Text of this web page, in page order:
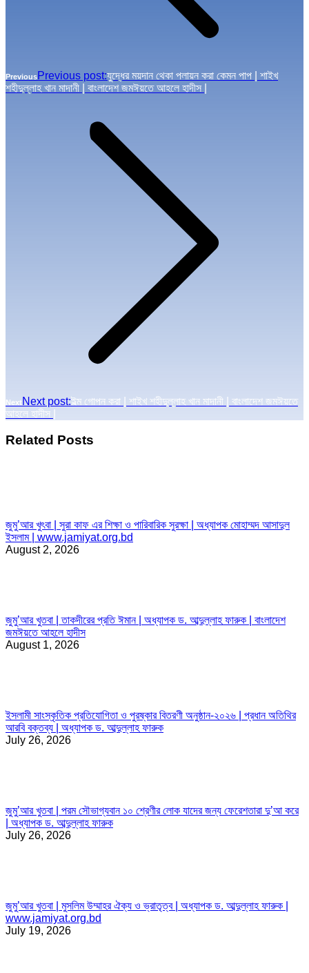
PreviousPrevious post:যুদ্ধের ময়দান থেকা পলায়ন করা কেমন পাপ | শাইখ
শহীদুল্লাহ খান মাদানী | বাংলাদেশ জমঈয়তে আহলে হাদীস |
Next Next post:ইল্ম গোপন করা | শাইখ শহীদুল্লাহ খান মাদানী | বাংলাদেশ জমঈয়তে
আহলে হাদীস |
Related Posts
জুমু’আর খুৎবা | সুরা কাফ এর শিক্ষা ও পারিবারিক সুরক্ষা | অধ্যাপক মোহাম্মদ আসাদুল
ইসলাম | www.jamiyat.org.bd
August 2, 2026
জুমু’আর খুতবা | তাকদীরের প্রতি ঈমান | অধ্যাপক ড. আব্দুল্লাহ ফারুক | বাংলাদেশ
জমঈয়তে আহলে হাদীস
August 1, 2026
ইসলামী সাংস্কৃতিক প্রতিযোগিতা ও পুরষ্কার বিতরণী অনুষ্ঠান-২০২৬ | প্রধান অতিথির
আরবি বক্তব্য | অধ্যাপক ড. আব্দুল্লাহ ফারুক
July 26, 2026
জুমু’আর খুতবা | পরম সৌভাগ্যবান ১০ শ্রেণীর লোক যাদের জন্য ফেরেশতারা দু’আ করে
| অধ্যাপক ড. আব্দুল্লাহ ফারুক
July 26, 2026
জুমু’আর খুতবা | মুসলিম উম্মাহর ঐক্য ও ভ্রাতৃত্ব | অধ্যাপক ড. আব্দুল্লাহ ফারুক |
www.jamiyat.org.bd
July 19, 2026